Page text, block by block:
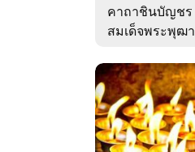
คาถาชินบัญชร
สมเด็จพระพุฒ